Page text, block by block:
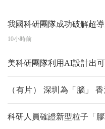
我國科研團隊成功破解超
10小時前
美科研團隊利用AI設計出
（有片） 深圳為「腦」
球AI硬件高地
科研人員確證新型粒子「